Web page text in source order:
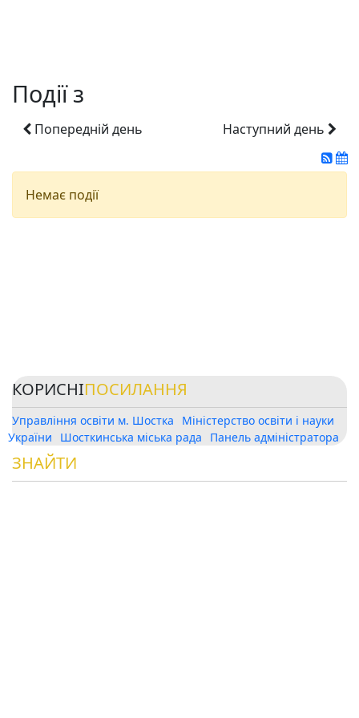
Події з
Попередній день Наступний день
Немає події
КОРИСНІПОСИЛАННЯ
Управління освіти м. Шостка
Міністерство освіти і науки
України
Шосткинська міська рада Панель адміністратора
ЗНАЙТИ